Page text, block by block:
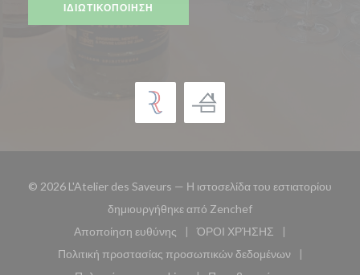
ΙΔΙΩΤΙΚΟΠΟΊΗΣΗ
© 2026 L'Atelier des Saveurs — Η ιστοσελίδα του εστιατορίου
δημιουργήθηκε από Zenchef((ανοίγει σε νέο
Αποποίηση ευθύνης
((ανοίγει σε νέο παράθυρο))
ΌΡΟΙ ΧΡΉΣΗΣ
((ανοίγει σε νέο
Πολιτική προστασίας προσωπικών δεδομένων
((ανοίγει σε νέο παράθυρο))